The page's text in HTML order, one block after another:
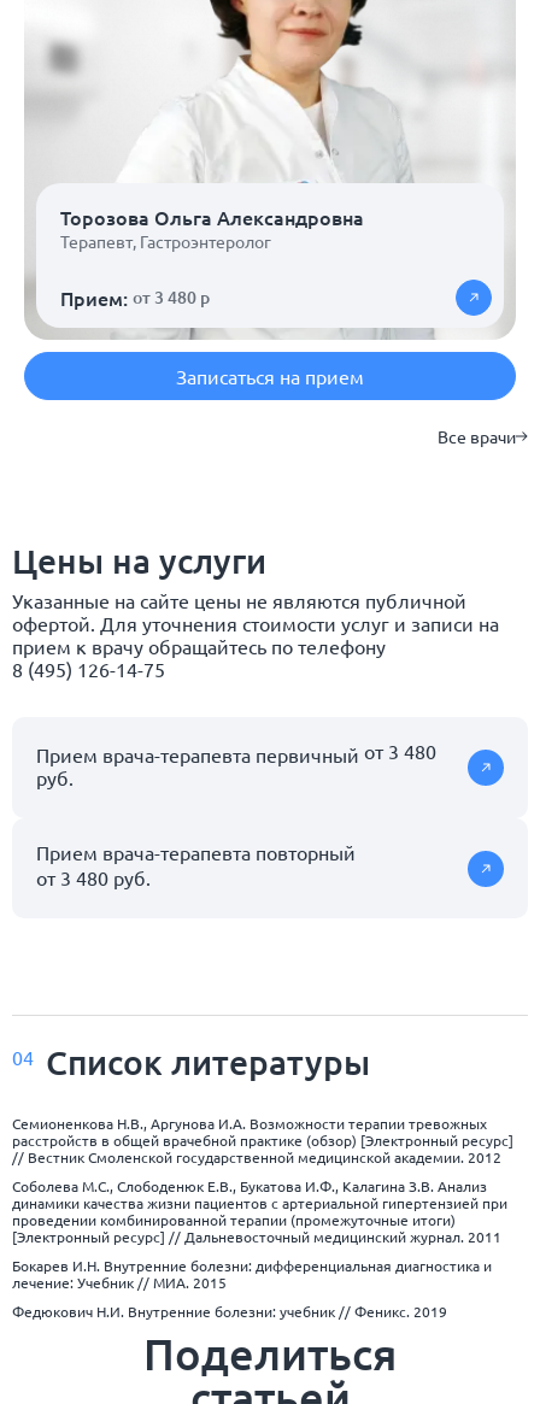
Торозова Ольга Александровна
Терапевт, Гастроэнтеролог
Прием: от 3 480 р
Записаться на прием
Все врачи
Цены на услуги
Указанные на сайте цены не являются публичной
офертой. Для уточнения стоимости услуг и записи на
прием к врачу обращайтесь по телефону
8 (495) 126-14-75
Прием врача-терапевта первичный от 3 480
руб.
Прием врача-терапевта повторный
от 3 480 руб.
04 Список литературы
Семионенкова Н.В., Аргунова И.А. Возможности терапии тревожных
расстройств в общей врачебной практике (обзор) [Электронный ресурс]
// Вестник Смоленской государственной медицинской академии. 2012
Соболева М.С., Слободенюк Е.В., Букатова И.Ф., Калагина З.В. Анализ
динамики качества жизни пациентов с артериальной гипертензией при
проведении комбинированной терапии (промежуточные итоги)
[Электронный ресурс] // Дальневосточный медицинский журнал. 2011
Бокарев И.Н. Внутренние болезни: дифференциальная диагностика и
лечение: Учебник // МИА. 2015
Федюкович Н.И. Внутренние болезни: учебник // Феникс. 2019
Поделиться